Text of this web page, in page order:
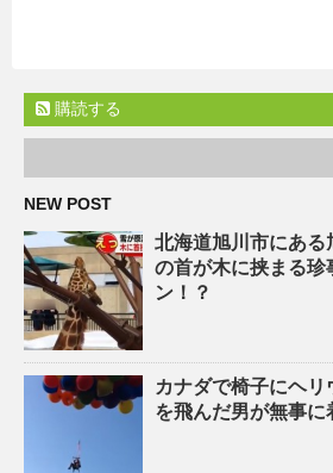
購読する
NEW POST
北海道旭川市にある
の首が木に挟まる珍
ン！？
カナダで椅子にヘ
を飛んだ男が無事に